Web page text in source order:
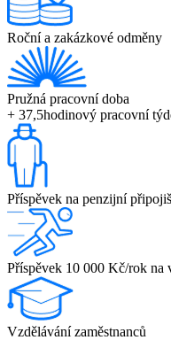
Roční a zakázkové odměny
Pružná pracovní doba
+ 37,5hodinový pracovní
Příspěvek na penzijní
Příspěvek 10 000 Kč/rok na
Vzdělávání zaměstnanců